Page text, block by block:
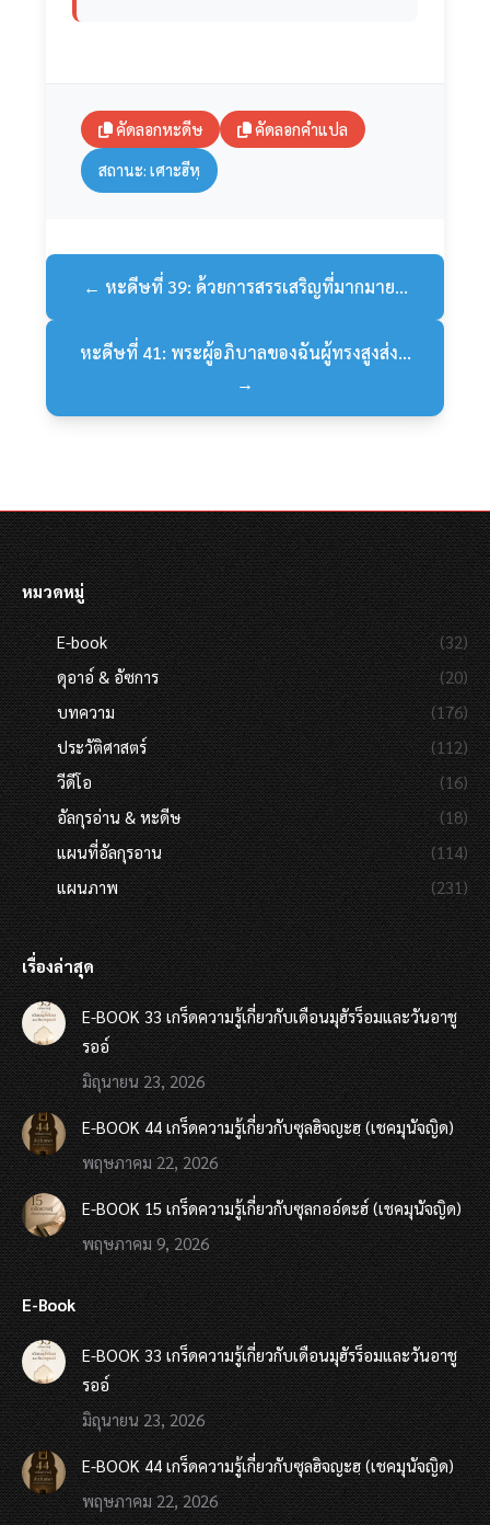
คัดลอกหะดีษ คัดลอกคำแปล
สถานะ: เศาะฮีหฺ
← หะดีษที่ 39: ด้วยการสรรเสริญที่มากมาย...
หะดีษที่ 41: พระผู้อภิบาลของฉันผู้ทรงสูงส่ง...
→
หมวดหมู่
E-book
(32)
ดุอาอ์ & อัซการ
(20)
บทความ
(176)
ประวัติศาสตร์
(112)
วีดีโอ
(16)
อัลกุรอ่าน & หะดีษ
(18)
แผนที่อัลกุรอาน
(114)
แผนภาพ
(231)
เรื่องล่าสุด
E-BOOK 33 เกร็ดความรู้เกี่ยวกับเดือนมุฮัรร็อมและวันอาชู
รออ์
มิถุนายน 23, 2026
E-BOOK 44 เกร็ดความรู้เกี่ยวกับซุลฮิจญะฮฺ (เชคมุนัจญิด)
พฤษภาคม 22, 2026
E-BOOK 15 เกร็ดความรู้เกี่ยวกับซุลกออ์ดะฮ์ (เชคมุนัจญิด)
พฤษภาคม 9, 2026
E-Book
E-BOOK 33 เกร็ดความรู้เกี่ยวกับเดือนมุฮัรร็อมและวันอาชู
รออ์
มิถุนายน 23, 2026
E-BOOK 44 เกร็ดความรู้เกี่ยวกับซุลฮิจญะฮฺ (เชคมุนัจญิด)
พฤษภาคม 22, 2026